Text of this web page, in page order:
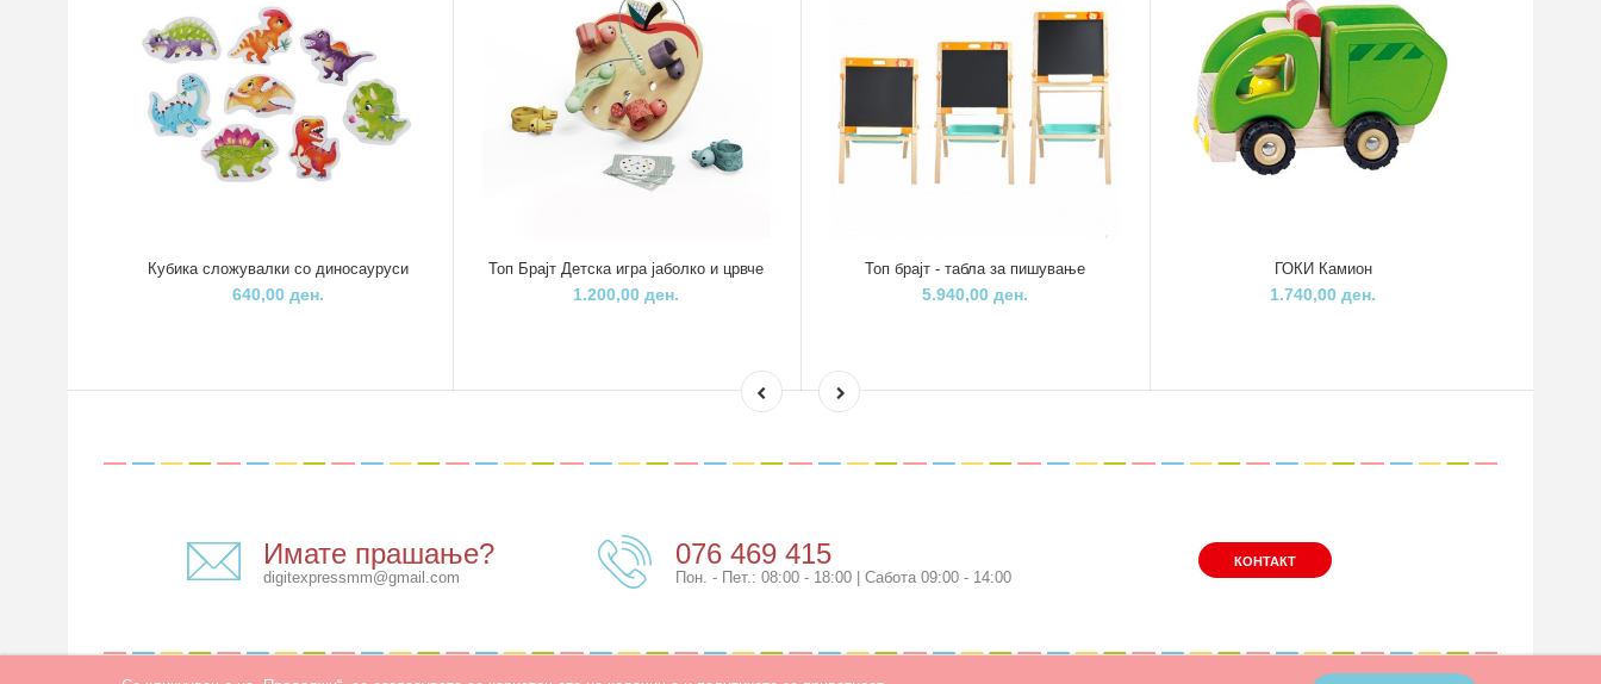
Кубика сложувалки со диносауруси
640,00 ден.
Топ Брајт Детска игра јаболко и црвче
1.200,00 ден.
Топ брајт - табла за пишување
5.940,00 ден.
ГОКИ Камион
1.740,00 ден.
Имате прашање?
digitexpressmm@gmail.com
076 469 415
Пон. - Пет.: 08:00 - 18:00 | Сабота 09:00 - 14:00
КОНТАКТ